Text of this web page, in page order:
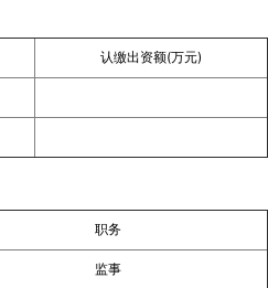
认缴出资额(万元)
职务
监事